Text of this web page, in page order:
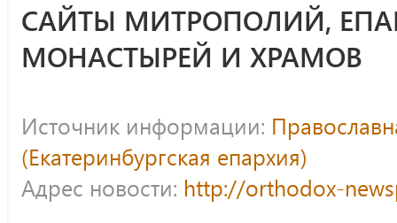
САЙТЫ МИТРОПОЛИЙ,
МОНАСТЫРЕЙ И ХРАМОВ
Источник информации:
(Екатеринбургская епархия)
Адрес новости: http://orthodox-